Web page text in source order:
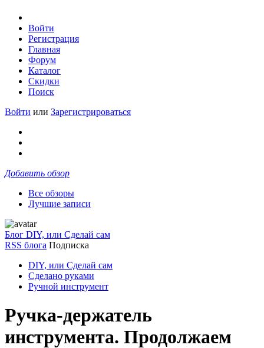
Войти
Регистрация
Главная
Форум
Каталог
Скидки
Поиск
Войти или Зарегистрироваться
Добавить обзор
Все обзоры
Лучшие записи
Блог DIY, или Сделай сам
RSS блога Подписка
DIY, или Сделай сам
Сделано руками
Ручной инструмент
Ручка-держатель
инструмента. Продолжаем